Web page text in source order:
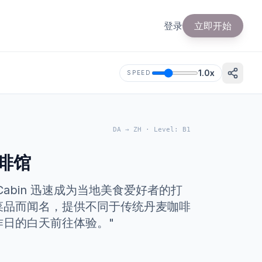
登录 立即开始
SPEED 1.0x
DA → ZH · Level : B1
馆
迅速成为当地美食爱好者的打
而闻名，提供不同于传统丹麦咖啡
的白天前往体验。"